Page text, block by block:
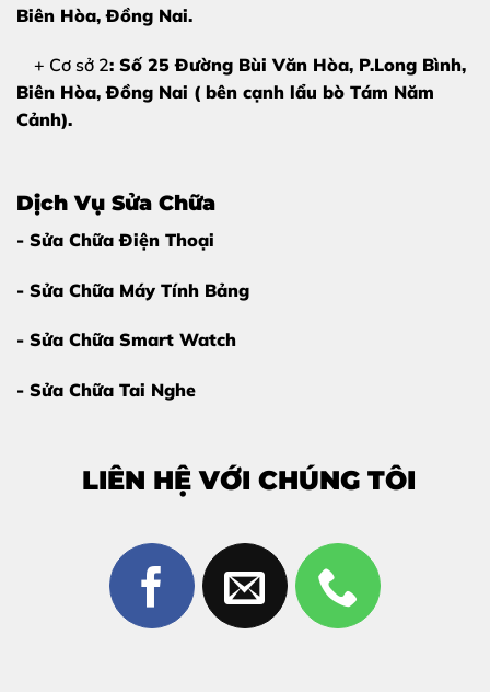
Biên Hòa, Đồng Nai.
+ Cơ sở 2: Số 25 Đường Bùi Văn Hòa, P.Long Bình,
Biên Hòa, Đồng Nai ( bên cạnh lẩu bò Tám Năm
Cảnh).
Dịch Vụ Sửa Chữa
- Sửa Chữa Điện Thoại
- Sửa Chữa Máy Tính Bảng
- Sửa Chữa Smart Watch
- Sửa Chữa Tai Nghe
LIÊN HỆ VỚI CHÚNG TÔI